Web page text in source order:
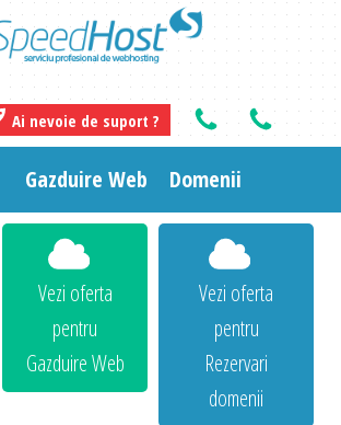
Ai nevoie de suport ?
Gazduire Web Domenii
Vezi oferta
pentru
Gazduire Web
Vezi oferta
pentru
Rezervari
domenii